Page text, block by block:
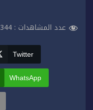
عدد المشاهدات : 344
Twitter
WhatsApp